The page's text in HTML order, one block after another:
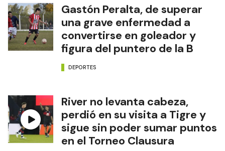
Gastón Peralta, de superar
una grave enfermedad a
convertirse en goleador y
figura del puntero de la B
DEPORTES
River no levanta cabeza,
perdió en su visita a Tigre y
sigue sin poder sumar puntos
en el Torneo Clausura